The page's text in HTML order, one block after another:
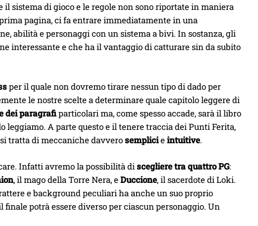
sistema di gioco e le regole non sono riportate in maniera
pagina, ci fa entrare immediatamente in una
abilità e personaggi con un sistema a bivi. In sostanza, gli
interessante e che ha il vantaggio di catturare sin da subito
per il quale non dovremo tirare nessun tipo di dado per
le nostre scelte a determinare quale capitolo leggere di
dei paragrafiparticolari ma, come spesso accade, sarà il libro
A parte questo e il tenere traccia dei Punti Ferita,
tratta di meccaniche davverosemplicieintuitive.
Infatti avremo la possibilità discegliere tra quattro PG:
, il mago della Torre Nera, eDuccione, il sacerdote di Loki.
e background peculiari ha anche un suo proprio
finale potrà essere diverso per ciascun personaggio. Un